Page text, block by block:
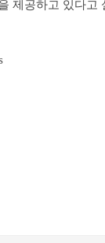
제공하고 있다고